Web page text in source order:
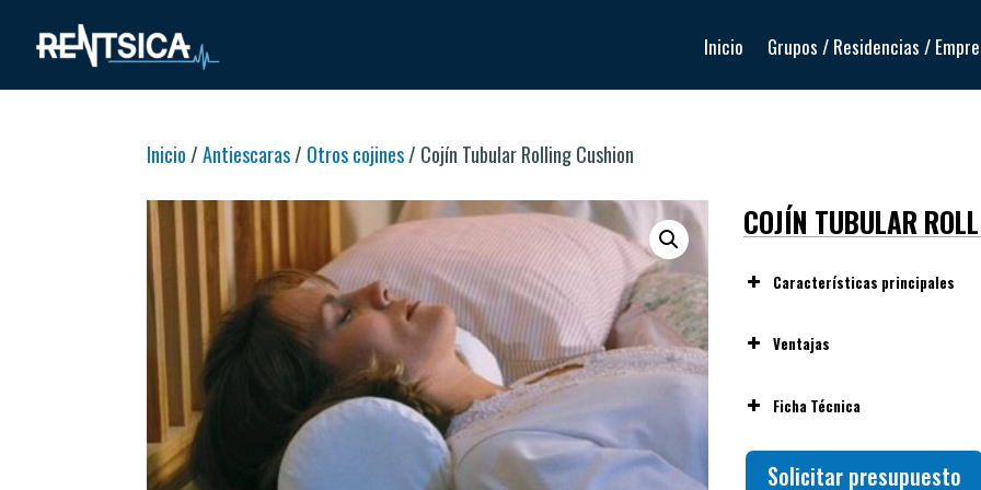
Inicio Grupos / Residencias /
Inicio /Antiescaras/ Otros cojines/ Cojín Tubular Rolling Cushion
COJÍN TUBULAR
Características principales
Material interno: fibra de
Forma tubular/cilíndrica que
Ventajas
Versátil: múltiples usos según
Ligero y portátil, fácil de
Buena relación confort/
Ficha Técnica
Solicitar presupuesto